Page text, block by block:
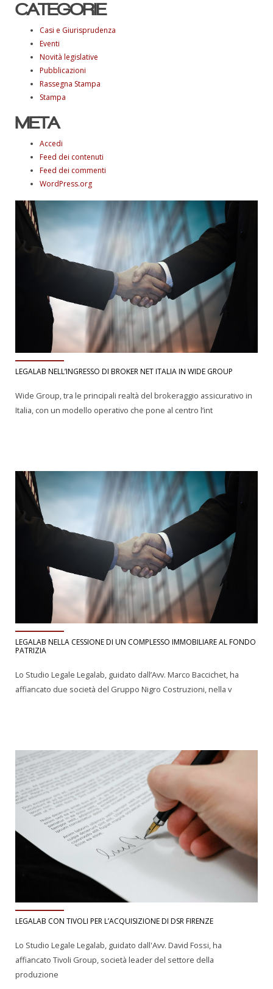
CATEGORIE
Casi e Giurisprudenza
Eventi
Novità legislative
Pubblicazioni
Rassegna Stampa
Stampa
META
Accedi
Feed dei contenuti
Feed dei commenti
WordPress.org
LEGALAB NELL’INGRESSO DI BROKER NET ITALIA IN WIDE GROUP
Wide Group, tra le principali realtà del brokeraggio assicurativo in
Italia, con un modello operativo che pone al centro l’int
LEGALAB NELLA CESSIONE DI UN COMPLESSO IMMOBILIARE AL FONDO
PATRIZIA
Lo Studio Legale Legalab, guidato dall’Avv. Marco Baccichet, ha
affiancato due società del Gruppo Nigro Costruzioni, nella v
LEGALAB CON TIVOLI PER L’ACQUISIZIONE DI DSR FIRENZE
Lo Studio Legale Legalab, guidato dall'Avv. David Fossi, ha
affiancato Tivoli Group, società leader del settore della
produzione